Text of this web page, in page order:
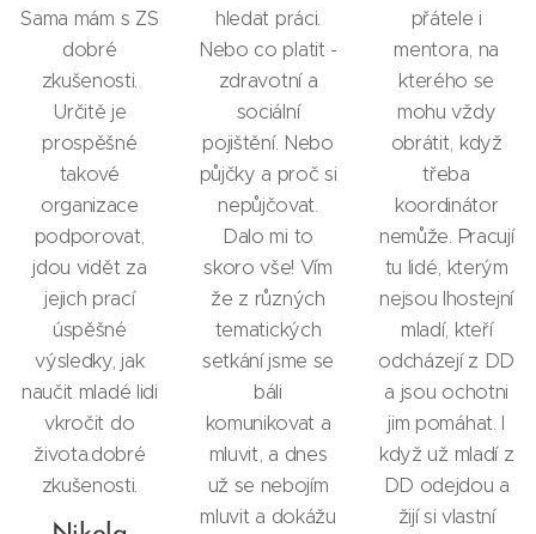
Sama mám s ZS
dobré
zkušenosti.
Určitě je
prospěšné
takové
organizace
podporovat,
jdou vidět za
jejich prací
úspěšné
výsledky, jak
naučit mladé lidi
vkročit do
života.dobré
zkušenosti.
hledat práci.
Nebo co platit -
zdravotní a
sociální
pojištění. Nebo
půjčky a proč si
nepůjčovat.
Dalo mi to
skoro vše! Vím
že z různých
tematických
setkání jsme se
báli
komunikovat a
mluvit, a dnes
už se nebojím
mluvit a dokážu
přátele i
mentora, na
kterého se
mohu vždy
obrátit, když
třeba
koordinátor
nemůže. Pracují
tu lidé, kterým
nejsou lhostejní
mladí, kteří
odcházejí z DD
a jsou ochotni
jim pomáhat. I
když už mladí z
DD odejdou a
žijí si vlastní